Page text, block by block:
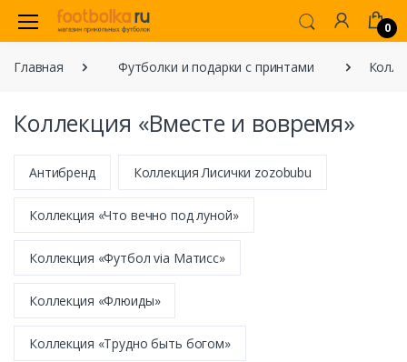
0
Главная Футболки и подарки с принтами
Коллекция «Вместе и вовремя»
Антибренд Коллекция Лисички zozobubu
Коллекция «Что вечно под луной»
Коллекция «Футбол via Матисс»
Коллекция «Флюиды»
Коллекция «Трудно быть богом»